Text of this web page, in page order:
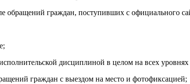
обращений граждан, поступивших с официального
дисциплиной в целом на всех уровнях
граждан с выездом на место и фотофиксацией;